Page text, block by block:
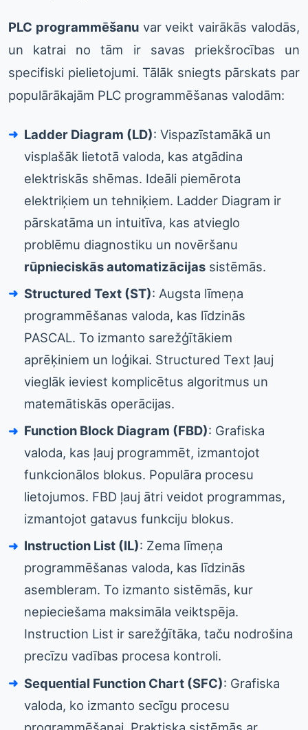
PLC programmēšanuvar veikt vairākās valodās,
un katrai no tām ir savas priekšrocības un
specifiski pielietojumi. Tālāk sniegts pārskats par
populārākajām PLC programmēšanas valodām:
Ladder Diagram (LD): Vispazīstamākā un
visplašāk lietotā valoda, kas atgādina
elektriskās shēmas. Ideāli piemērota
elektriķiem un tehniķiem. Ladder Diagram ir
pārskatāma un intuitīva, kas atvieglo
problēmu diagnostiku un novēršanu
rūpnieciskās automatizācijas sistēmās.
Structured Text (ST): Augsta līmeņa
programmēšanas valoda, kas līdzinās
PASCAL. To izmanto sarežģītākiem
aprēķiniem un loģikai. Structured Text ļauj
vieglāk ieviest komplicētus algoritmus un
matemātiskās operācijas.
Function Block Diagram (FBD): Grafiska
valoda, kas ļauj programmēt, izmantojot
funkcionālos blokus. Populāra procesu
lietojumos. FBD ļauj ātri veidot programmas,
izmantojot gatavus funkciju blokus.
Instruction List (IL): Zema līmeņa
programmēšanas valoda, kas līdzinās
asembleram. To izmanto sistēmās, kur
nepieciešama maksimāla veiktspēja.
Instruction List ir sarežģītāka, taču nodrošina
precīzu vadības procesa kontroli.
Sequential Function Chart (SFC): Grafiska
valoda, ko izmanto secīgu procesu
programmēšanai. Praktiska sistēmās ar